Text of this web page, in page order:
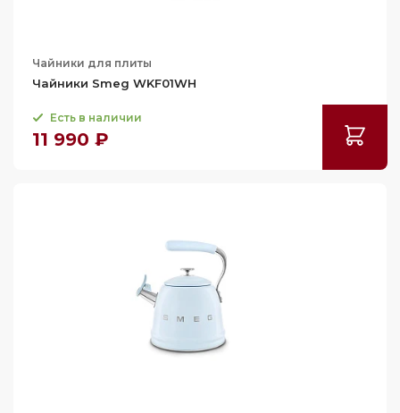
Чайники для плиты
Чайники Smeg WKF01WH
Есть в наличии
11 990 ₽